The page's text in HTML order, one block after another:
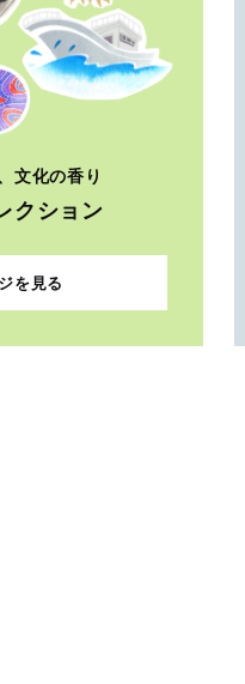
文化の香り
クション
を見る